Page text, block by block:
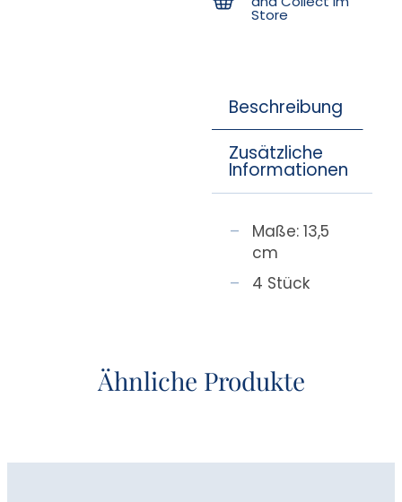
Store
Beschreibung
Zusätzliche
Informationen
Maße: 13,5
cm
4 Stück
Ähnliche Produkte